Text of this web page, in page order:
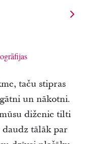
taču stipras
un nākotni.
diženie tilti
tālāk par